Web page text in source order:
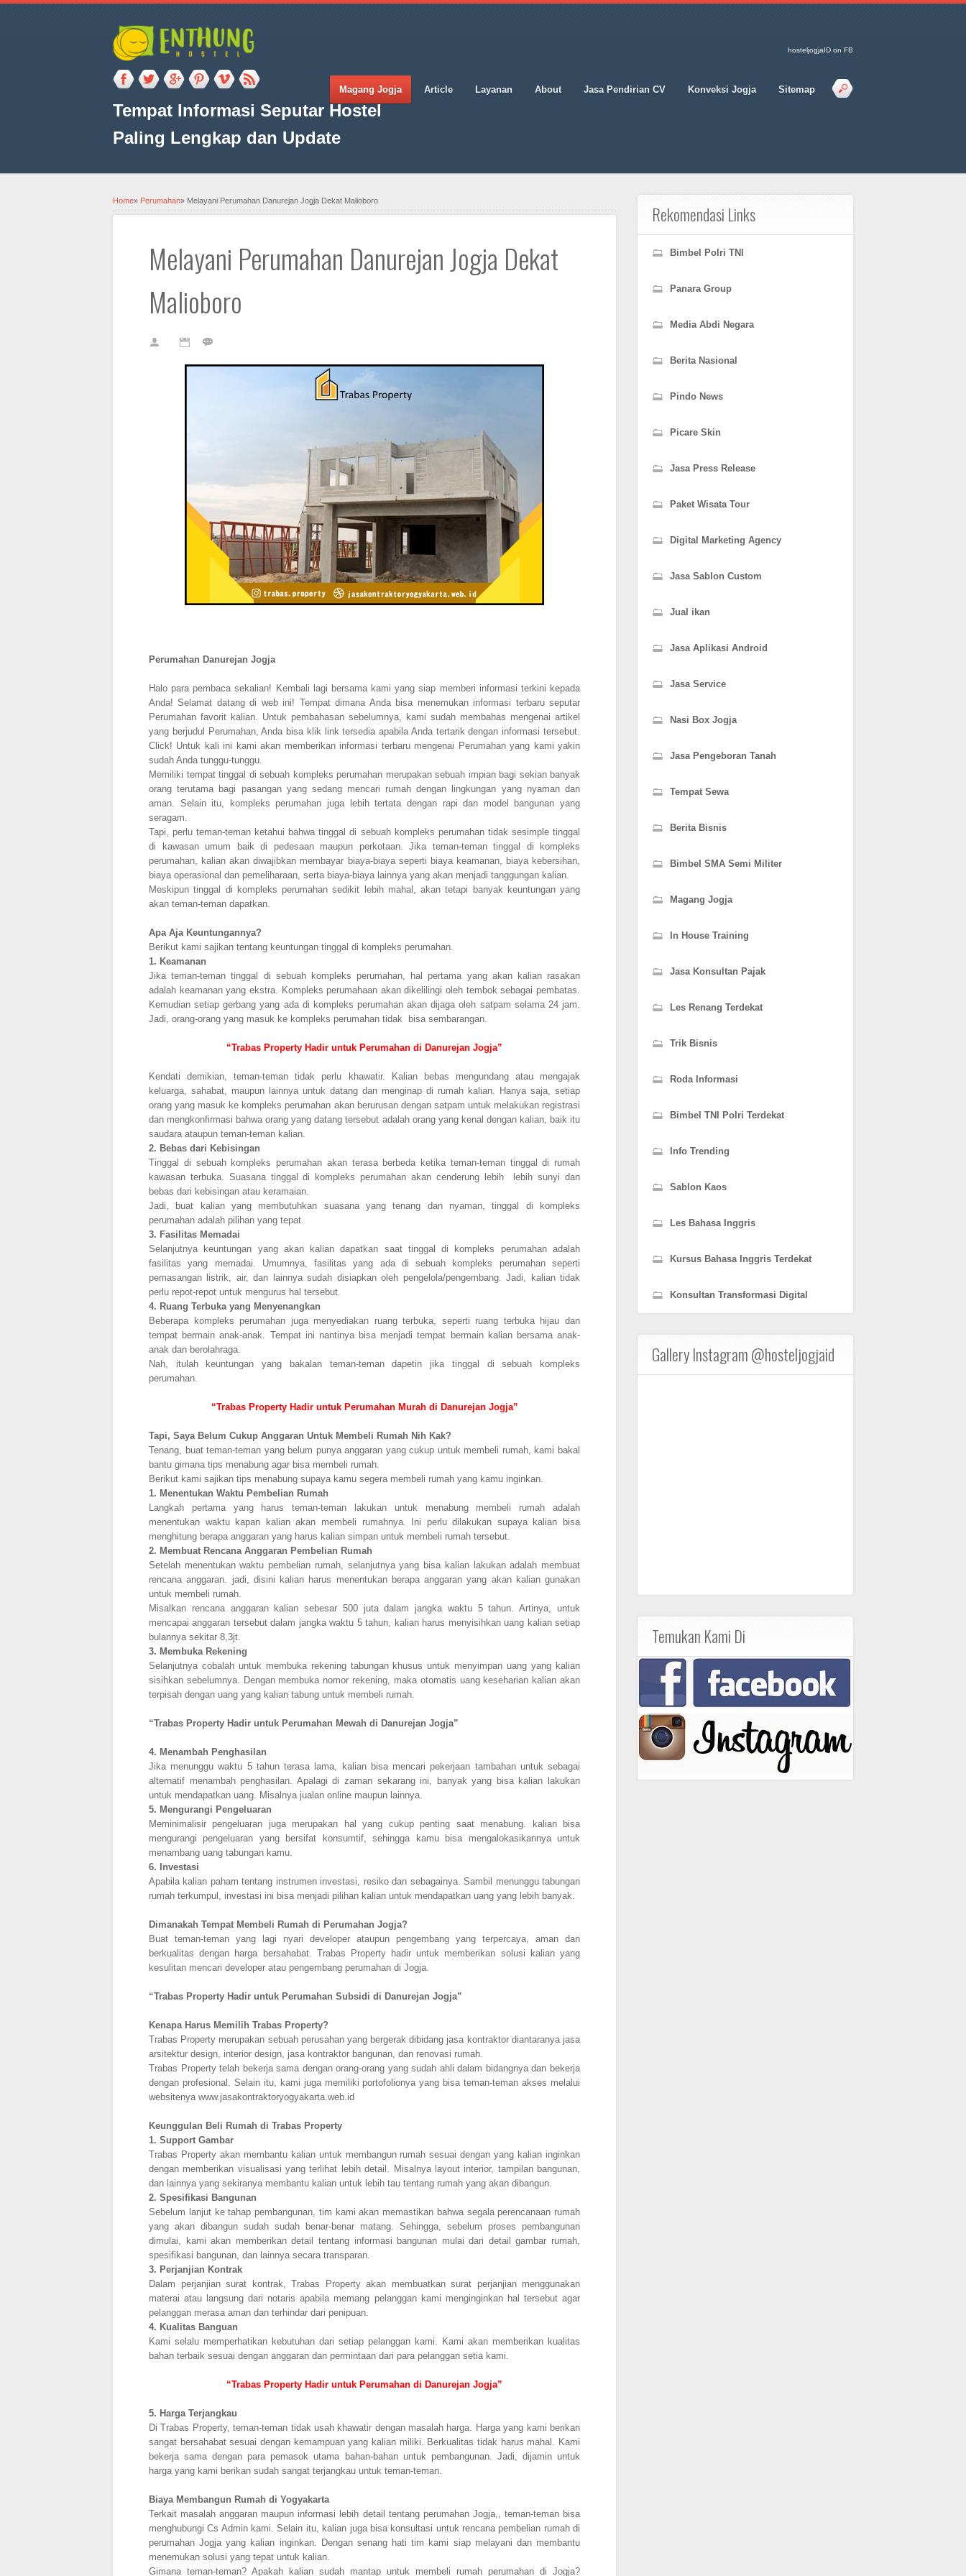
Tempat Informasi Seputar Hostel
Paling Lengkap dan Update
hosteljogjaID on FB
Magang Jogja Article Layanan About Jasa Pendirian CV Konveksi Jogja Sitemap
Home» Perumahan» Melayani Perumahan Danurejan Jogja Dekat Malioboro
Melayani Perumahan Danurejan Jogja Dekat
Malioboro
Perumahan Danurejan Jogja
Halo para pembaca sekalian! Kembali lagi bersama kami yang siap memberi informasi terkini kepada
Anda! Selamat datang di web ini! Tempat dimana Anda bisa menemukan informasi terbaru seputar
Perumahan favorit kalian. Untuk pembahasan sebelumnya, kami sudah membahas mengenai artikel
yang berjudul Perumahan, Anda bisa klik link tersedia apabila Anda tertarik dengan informasi tersebut.
Click! Untuk kali ini kami akan memberikan informasi terbaru mengenai Perumahan yang kami yakin
sudah Anda tunggu-tunggu.
Memiliki tempat tinggal di sebuah kompleks perumahan merupakan sebuah impian bagi sekian banyak
orang terutama bagi pasangan yang sedang mencari rumah dengan lingkungan yang nyaman dan
aman. Selain itu, kompleks perumahan juga lebih tertata dengan rapi dan model bangunan yang
seragam.
Tapi, perlu teman-teman ketahui bahwa tinggal di sebuah kompleks perumahan tidak sesimple tinggal
di kawasan umum baik di pedesaan maupun perkotaan. Jika teman-teman tinggal di kompleks
perumahan, kalian akan diwajibkan membayar biaya-biaya seperti biaya keamanan, biaya kebersihan,
biaya operasional dan pemeliharaan, serta biaya-biaya lainnya yang akan menjadi tanggungan kalian.
Meskipun tinggal di kompleks perumahan sedikit lebih mahal, akan tetapi banyak keuntungan yang
akan teman-teman dapatkan.
Apa Aja Keuntungannya?
Berikut kami sajikan tentang keuntungan tinggal di kompleks perumahan.
1. Keamanan
Jika teman-teman tinggal di sebuah kompleks perumahan, hal pertama yang akan kalian rasakan
adalah keamanan yang ekstra. Kompleks perumahaan akan dikelilingi oleh tembok sebagai pembatas.
Kemudian setiap gerbang yang ada di kompleks perumahan akan dijaga oleh satpam selama 24 jam.
Jadi, orang-orang yang masuk ke kompleks perumahan tidak bisa sembarangan.
“Trabas Property Hadir untuk Perumahan di Danurejan Jogja”
Kendati demikian, teman-teman tidak perlu khawatir. Kalian bebas mengundang atau mengajak
keluarga, sahabat, maupun lainnya untuk datang dan menginap di rumah kalian. Hanya saja, setiap
orang yang masuk ke kompleks perumahan akan berurusan dengan satpam untuk melakukan registrasi
dan mengkonfirmasi bahwa orang yang datang tersebut adalah orang yang kenal dengan kalian, baik itu
saudara ataupun teman-teman kalian.
2. Bebas dari Kebisingan
Tinggal di sebuah kompleks perumahan akan terasa berbeda ketika teman-teman tinggal di rumah
kawasan terbuka. Suasana tinggal di kompleks perumahan akan cenderung lebih lebih sunyi dan
bebas dari kebisingan atau keramaian.
Jadi, buat kalian yang membutuhkan suasana yang tenang dan nyaman, tinggal di kompleks
perumahan adalah pilihan yang tepat.
3. Fasilitas Memadai
Selanjutnya keuntungan yang akan kalian dapatkan saat tinggal di kompleks perumahan adalah
fasilitas yang memadai. Umumnya, fasilitas yang ada di sebuah kompleks perumahan seperti
pemasangan listrik, air, dan lainnya sudah disiapkan oleh pengelola/pengembang. Jadi, kalian tidak
perlu repot-repot untuk mengurus hal tersebut.
4. Ruang Terbuka yang Menyenangkan
Beberapa kompleks perumahan juga menyediakan ruang terbuka, seperti ruang terbuka hijau dan
tempat bermain anak-anak. Tempat ini nantinya bisa menjadi tempat bermain kalian bersama anak-
anak dan berolahraga.
Nah, itulah keuntungan yang bakalan teman-teman dapetin jika tinggal di sebuah kompleks
perumahan.
“Trabas Property Hadir untuk Perumahan Murah di Danurejan Jogja”
Tapi, Saya Belum Cukup Anggaran Untuk Membeli Rumah Nih Kak?
Tenang, buat teman-teman yang belum punya anggaran yang cukup untuk membeli rumah, kami bakal
bantu gimana tips menabung agar bisa membeli rumah.
Berikut kami sajikan tips menabung supaya kamu segera membeli rumah yang kamu inginkan.
1. Menentukan Waktu Pembelian Rumah
Langkah pertama yang harus teman-teman lakukan untuk menabung membeli rumah adalah
menentukan waktu kapan kalian akan membeli rumahnya. Ini perlu dilakukan supaya kalian bisa
menghitung berapa anggaran yang harus kalian simpan untuk membeli rumah tersebut.
2. Membuat Rencana Anggaran Pembelian Rumah
Setelah menentukan waktu pembelian rumah, selanjutnya yang bisa kalian lakukan adalah membuat
rencana anggaran. jadi, disini kalian harus menentukan berapa anggaran yang akan kalian gunakan
untuk membeli rumah.
Misalkan rencana anggaran kalian sebesar 500 juta dalam jangka waktu 5 tahun. Artinya, untuk
mencapai anggaran tersebut dalam jangka waktu 5 tahun, kalian harus menyisihkan uang kalian setiap
bulannya sekitar 8,3jt.
3. Membuka Rekening
Selanjutnya cobalah untuk membuka rekening tabungan khusus untuk menyimpan uang yang kalian
sisihkan sebelumnya. Dengan membuka nomor rekening, maka otomatis uang keseharian kalian akan
terpisah dengan uang yang kalian tabung untuk membeli rumah.
“Trabas Property Hadir untuk Perumahan Mewah di Danurejan Jogja”
4. Menambah Penghasilan
Jika menunggu waktu 5 tahun terasa lama, kalian bisa mencari pekerjaan tambahan untuk sebagai
alternatif menambah penghasilan. Apalagi di zaman sekarang ini, banyak yang bisa kalian lakukan
untuk mendapatkan uang. Misalnya jualan online maupun lainnya.
5. Mengurangi Pengeluaran
Meminimalisir pengeluaran juga merupakan hal yang cukup penting saat menabung. kalian bisa
mengurangi pengeluaran yang bersifat konsumtif, sehingga kamu bisa mengalokasikannya untuk
menambang uang tabungan kamu.
6.
Investasi
Apabila kalian paham tentang instrumen investasi, resiko dan sebagainya. Sambil menunggu tabungan
rumah terkumpul, investasi ini bisa menjadi pilihan kalian untuk mendapatkan uang yang lebih banyak.
Dimanakah Tempat Membeli Rumah di Perumahan Jogja?
Buat teman-teman yang lagi nyari developer ataupun pengembang yang terpercaya, aman dan
berkualitas dengan harga bersahabat. Trabas Property hadir untuk memberikan solusi kalian yang
kesulitan mencari developer atau pengembang perumahan di Jogja.
“Trabas Property Hadir untuk Perumahan Subsidi di Danurejan Jogja”
Kenapa Harus Memilih Trabas Property?
Trabas Property merupakan sebuah perusahan yang bergerak dibidang jasa kontraktor diantaranya jasa
arsitektur design, interior design, jasa kontraktor bangunan, dan renovasi rumah.
Trabas Property telah bekerja sama dengan orang-orang yang sudah ahli dalam bidangnya dan bekerja
dengan profesional. Selain itu, kami juga memiliki portofolionya yang bisa teman-teman akses melalui
websitenya www.jasakontraktoryogyakarta.web.id
Keunggulan Beli Rumah di Trabas Property
1. Support Gambar
Trabas Property akan membantu kalian untuk membangun rumah sesuai dengan yang kalian inginkan
dengan memberikan visualisasi yang terlihat lebih detail. Misalnya layout interior, tampilan bangunan,
dan lainnya yang sekiranya membantu kalian untuk lebih tau tentang rumah yang akan dibangun.
2. Spesifikasi Bangunan
Sebelum lanjut ke tahap pembangunan, tim kami akan memastikan bahwa segala perencanaan rumah
yang akan dibangun sudah sudah benar-benar matang. Sehingga, sebelum proses pembangunan
dimulai, kami akan memberikan detail tentang informasi bangunan mulai dari detail gambar rumah,
spesifikasi bangunan, dan lainnya secara transparan.
3. Perjanjian Kontrak
Dalam perjanjian surat kontrak, Trabas Property akan membuatkan surat perjanjian menggunakan
materai atau langsung dari notaris apabila memang pelanggan kami menginginkan hal tersebut agar
pelanggan merasa aman dan terhindar dari penipuan.
4. Kualitas Banguan
Kami selalu memperhatikan kebutuhan dari setiap pelanggan kami. Kami akan memberikan kualitas
bahan terbaik sesuai dengan anggaran dan permintaan dari para pelanggan setia kami.
“Trabas Property Hadir untuk Perumahan di Danurejan Jogja”
5. Harga Terjangkau
Di Trabas Property, teman-teman tidak usah khawatir dengan masalah harga. Harga yang kami berikan
sangat bersahabat sesuai dengan kemampuan yang kalian miliki. Berkualitas tidak harus mahal. Kami
bekerja sama dengan para pemasok utama bahan-bahan untuk pembangunan. Jadi, dijamin untuk
harga yang kami berikan sudah sangat terjangkau untuk teman-teman.
Biaya Membangun Rumah di Yogyakarta
Terkait masalah anggaran maupun informasi lebih detail tentang perumahan Jogja,, teman-teman bisa
menghubungi Cs Admin kami. Selain itu, kalian juga bisa konsultasi untuk rencana pembelian rumah di
perumahan Jogja yang kalian inginkan. Dengan senang hati tim kami siap melayani dan membantu
menemukan solusi yang tepat untuk kalian.
Gimana teman-teman? Apakah kalian sudah mantap untuk membeli rumah perumahan di Jogja?
Rekomendasi Links
Bimbel Polri TNI
Panara Group
Media Abdi Negara
Berita Nasional
Pindo News
Picare Skin
Jasa Press Release
Paket Wisata Tour
Digital Marketing Agency
Jasa Sablon Custom
Jual ikan
Jasa Aplikasi Android
Jasa Service
Nasi Box Jogja
Jasa Pengeboran Tanah
Tempat Sewa
Berita Bisnis
Bimbel SMA Semi Militer
Magang Jogja
In House Training
Jasa Konsultan Pajak
Les Renang Terdekat
Trik Bisnis
Roda Informasi
Bimbel TNI Polri Terdekat
Info Trending
Sablon Kaos
Les Bahasa Inggris
Kursus Bahasa Inggris Terdekat
Konsultan Transformasi Digital
Gallery Instagram @hosteljogjaid
Temukan Kami Di